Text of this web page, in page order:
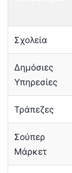
Σχολεία
Δημόσιες
Υπηρεσίες
Τράπεζες
Σούπερ
Μάρκετ